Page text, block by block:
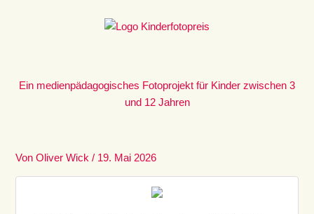
Ein medienpädagogisches Fotoprojekt für Kinder zwischen 3
und 12 Jahren
VonOliver Wick/ 19. Mai 2026